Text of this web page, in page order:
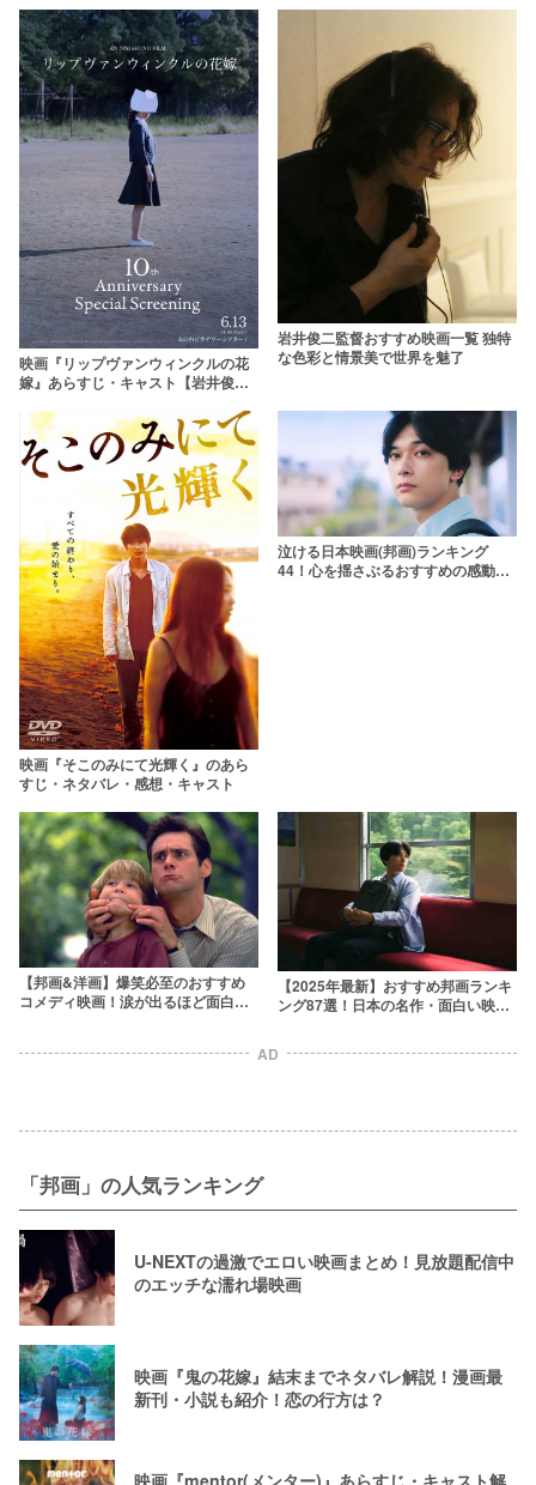
映画『リップヴァンウィンクルの花
嫁』あらすじ・キャスト【岩井俊二
岩井俊二監督おすすめ映画一覧 独特
な色彩と情景美で世界を魅了
映画『そこのみにて光輝く』のあら
すじ・ネタバレ・感想・キャスト
泣ける日本映画(邦画)ランキング
44！心を揺さぶるおすすめの感動作
【邦画&洋画】爆笑必至のおすすめ
コメディ映画！涙が出るほど面白い
【2025年最新】おすすめ邦画ランキ
ング87選！日本の名作・面白い映画
AD
「邦画」の人気ランキング
U-NEXTの過激でエロい映画まとめ！見放題配信中
のエッチな濡れ場映画
映画『鬼の花嫁』結末までネタバレ解説！漫画最
新刊・小説も紹介！恋の行方は？
映画『mentor(メンター)』あらすじ・キャスト解